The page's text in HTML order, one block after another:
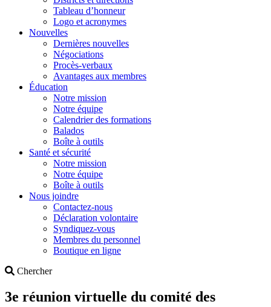
Tableau d’honneur
Logo et acronymes
Nouvelles
Dernières nouvelles
Négociations
Procès-verbaux
Avantages aux membres
Éducation
Notre mission
Notre équipe
Calendrier des formations
Balados
Boîte à outils
Santé et sécurité
Notre mission
Notre équipe
Boîte à outils
Nous joindre
Contactez-nous
Déclaration volontaire
Syndiquez-vous
Membres du personnel
Boutique en ligne
ChercherSearch
3e réunion virtuelle du comité des